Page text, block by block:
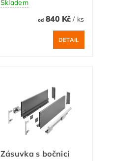
Skladem
od840 Kč/ ks
DETAIL
Zásuvka s bočnici